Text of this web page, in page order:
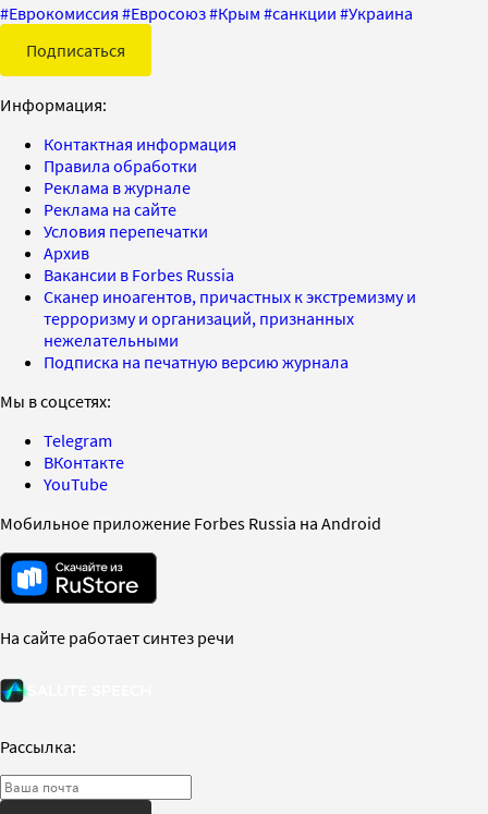
#Еврокомиссия #Евросоюз#Крым #санкции #Украина
Подписаться
Информация:
Контактная информация
Правила обработки
Реклама в журнале
Реклама на сайте
Условия перепечатки
Архив
Вакансии в Forbes Russia
Сканер иноагентов, причастных к экстремизму и
терроризму и организаций, признанных
нежелательными
Подписка на печатную версию журнала
Мы в соцсетях:
Telegram
ВКонтакте
YouTube
Мобильное приложение Forbes Russia на Android
На сайте работает синтез речи
Рассылка: